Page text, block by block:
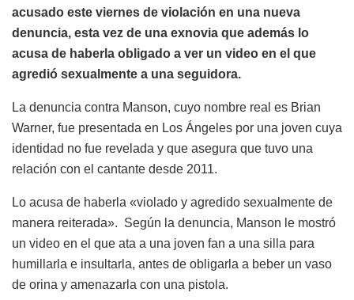
acusado este viernes de violación en una nueva
denuncia, esta vez de una exnovia que además lo
acusa de haberla obligado a ver un video en el que
agredió sexualmente a una seguidora.
La denuncia contra Manson, cuyo nombre real es Brian
Warner, fue presentada en Los Ángeles por una joven cuya
identidad no fue revelada y que asegura que tuvo una
relación con el cantante desde 2011.
Lo acusa de haberla «violado y agredido sexualmente de
manera reiterada». Según la denuncia, Manson le mostró
un video en el que ata a una joven fan a una silla para
humillarla e insultarla, antes de obligarla a beber un vaso
de orina y amenazarla con una pistola.